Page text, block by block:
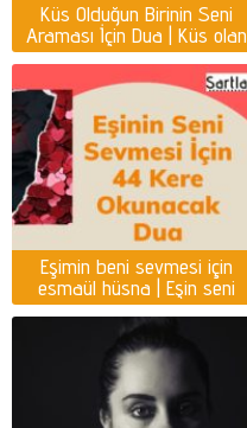
Küs Olduğun Birinin Seni
Araması İçin Dua | Küs olan
kişiyi ayağına getirmek için
dua
Eşimin beni sevmesi için
esmaül hüsna | Eşin seni
sevmesi için dua